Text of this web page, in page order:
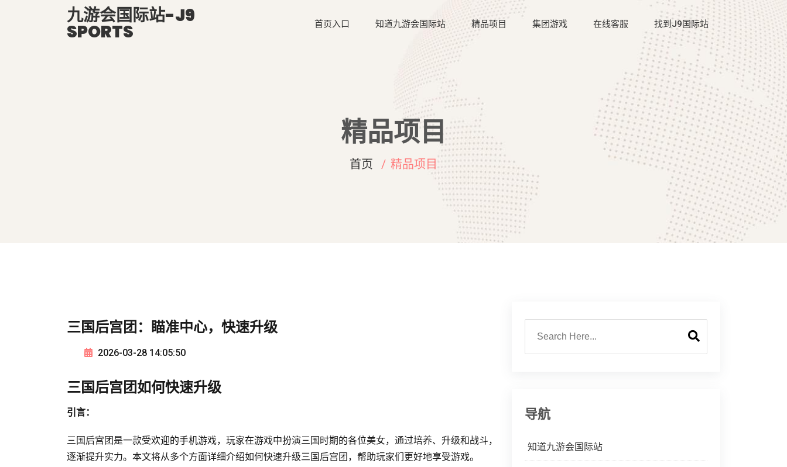
九游会国际站-J9
SPORTS 首页入口 知道九游会国际站 精品项目 集团游戏 在线客服 找到J9国际站
精品项目
首页 精品项目
三国后宫团：瞄准中心，快速升级
2026-03-28 14:05:50
三国后宫团如何快速升级
引言：
三国后宫团是一款受欢迎的手机游戏，玩家在游戏中扮演三国时期的各位美女，通过培养、升级和战斗，
逐渐提升实力。本文将从多个方面详细介绍如何快速升级三国后宫团，帮助玩家们更好地享受游戏。
导航
知道九游会国际站